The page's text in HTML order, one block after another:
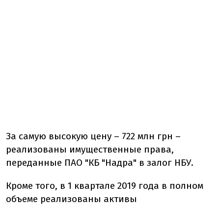
За самую высокую цену – 722 млн грн –
реализованы имущественные права,
переданные ПАО "КБ "Надра" в залог НБУ.
Кроме того, в 1 квартале 2019 года в полном
объеме реализованы активы